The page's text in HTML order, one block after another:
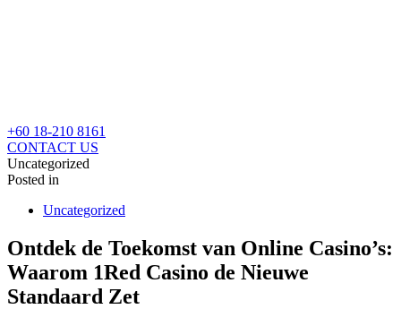
+60 18-210 8161
CONTACT US
Uncategorized
Posted in
Uncategorized
Ontdek de Toekomst van Online Casino’s:
Waarom 1Red Casino de Nieuwe
Standaard Zet